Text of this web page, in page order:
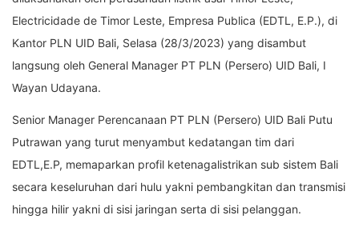
Electricidade de Timor Leste, Empresa Publica (EDTL, E.P.), di
Kantor PLN UID Bali, Selasa (28/3/2023) yang disambut
langsung oleh General Manager PT PLN (Persero) UID Bali, I
Wayan Udayana.
Senior Manager Perencanaan PT PLN (Persero) UID Bali Putu
Putrawan yang turut menyambut kedatangan tim dari
EDTL,E.P, memaparkan profil ketenagalistrikan sub sistem Bali
secara keseluruhan dari hulu yakni pembangkitan dan transmisi
hingga hilir yakni di sisi jaringan serta di sisi pelanggan.